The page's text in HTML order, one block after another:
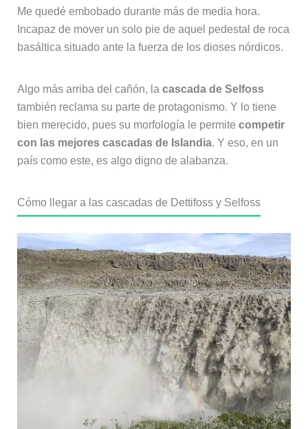
Me quedé embobado durante más de media hora.
Incapaz de mover un solo pie de aquel pedestal de roca
basáltica situado ante la fuerza de los dioses nórdicos.
Algo más arriba del cañón, la cascada de Selfoss
también reclama su parte de protagonismo. Y lo tiene
bien merecido, pues su morfología le permite competir
con las mejores cascadas de Islandia. Y eso, en un
país como este, es algo digno de alabanza.
Cómo llegar a las cascadas de Dettifoss y Selfoss